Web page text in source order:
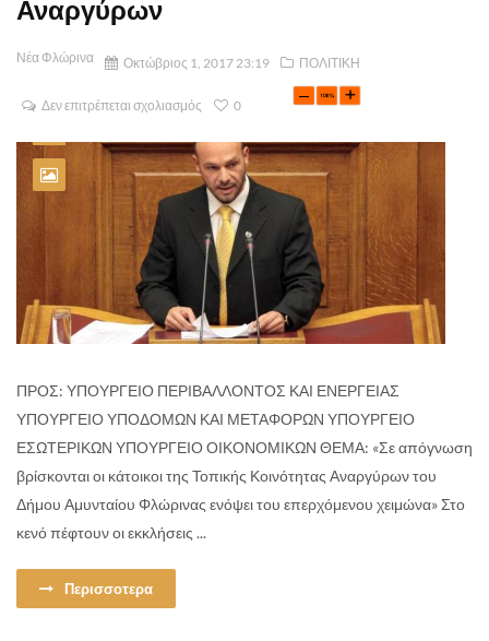
Αναργύρων
Νέα Φλώρινα Οκτώβριος 1, 2017 23:19 ΠΟΛΙΤΙΚΗ
Δεν επιτρέπεται σχολιασμός 0
ΠΡΟΣ: ΥΠΟΥΡΓΕΙΟ ΠΕΡΙΒΑΛΛΟΝΤΟΣ ΚΑΙ ΕΝΕΡΓΕΙΑΣ
ΥΠΟΥΡΓΕΙΟ ΥΠΟΔΟΜΩΝ ΚΑΙ ΜΕΤΑΦΟΡΩΝ ΥΠΟΥΡΓΕΙΟ
ΕΣΩΤΕΡΙΚΩΝ ΥΠΟΥΡΓΕΙΟ ΟΙΚΟΝΟΜΙΚΩΝ ΘΕΜΑ: «Σε απόγνωση
βρίσκονται οι κάτοικοι της Τοπικής Κοινότητας Αναργύρων του
Δήμου Αμυνταίου Φλώρινας ενόψει του επερχόμενου χειμώνα» Στο
κενό πέφτουν οι εκκλήσεις ...
Περισσοτερα